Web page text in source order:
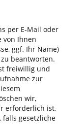
per E-Mail oder
von Ihnen
ggf. Ihr Name)
beantworten.
freiwillig und
zur
wir,
erforderlich ist,
falls gesetzliche